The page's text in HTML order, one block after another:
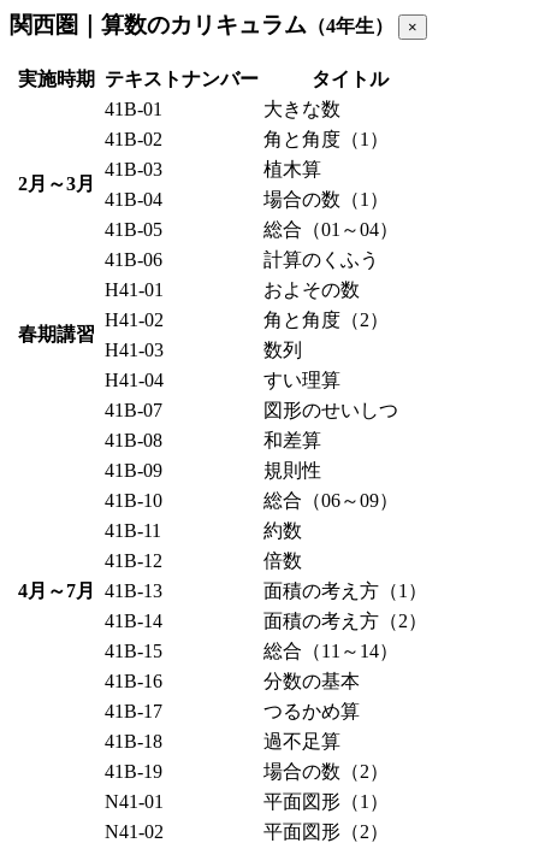
関西圏｜算数のカリキュラム （4年生） ×
実施時期 テキストナンバー タイトル
2月～3月
41B-01
大きな数
41B-02
角と角度（1）
41B-03
植木算
41B-04
場合の数（1）
41B-05
総合（01～04）
41B-06
計算のくふう
春期講習
H41-01
およその数
H41-02
角と角度（2）
H41-03
数列
H41-04
すい理算
4月～7月
41B-07
図形のせいしつ
41B-08
和差算
41B-09
規則性
41B-10
総合（06～09）
41B-11
約数
41B-12
倍数
41B-13
面積の考え方（1）
41B-14
面積の考え方（2）
41B-15
総合（11～14）
41B-16
分数の基本
41B-17
つるかめ算
41B-18
過不足算
41B-19
場合の数（2）
N41-01
平面図形（1）
N41-02
平面図形（2）